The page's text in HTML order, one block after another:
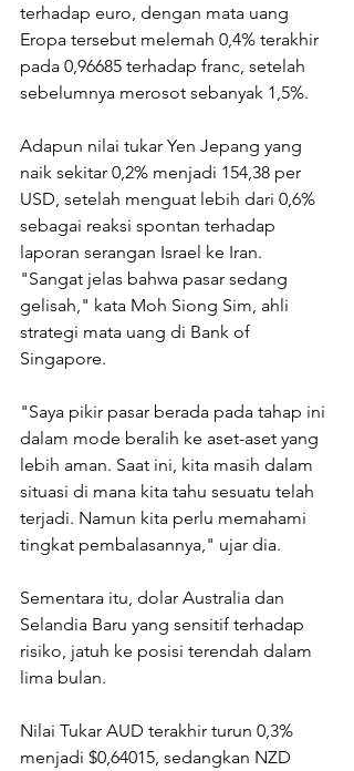
terhadap euro, dengan mata uang
Eropa tersebut melemah 0,4% terakhir
pada 0,96685 terhadap franc, setelah
sebelumnya merosot sebanyak 1,5%.
Adapun nilai tukar Yen Jepang yang
naik sekitar 0,2% menjadi 154,38 per
USD, setelah menguat lebih dari 0,6%
sebagai reaksi spontan terhadap
laporan serangan Israel ke Iran.
"Sangat jelas bahwa pasar sedang
gelisah," kata Moh Siong Sim, ahli
strategi mata uang di Bank of
Singapore.
"Saya pikir pasar berada pada tahap ini
dalam mode beralih ke aset-aset yang
lebih aman. Saat ini, kita masih dalam
situasi di mana kita tahu sesuatu telah
terjadi. Namun kita perlu memahami
tingkat pembalasannya," ujar dia.
Sementara itu, dolar Australia dan
Selandia Baru yang sensitif terhadap
risiko, jatuh ke posisi terendah dalam
lima bulan.
Nilai Tukar AUD terakhir turun 0,3%
menjadi $0,64015, sedangkan NZD